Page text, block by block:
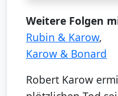
Weitere Folgen
Rubin & Karow,
Karow & Bonard
Robert Karow